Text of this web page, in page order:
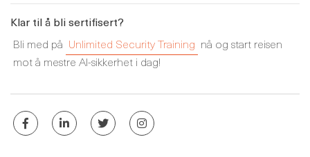
Klar til å bli sertifisert?
Bli med på Unlimited Security Training nå og start reisen
mot å mestre AI-sikkerhet i dag!